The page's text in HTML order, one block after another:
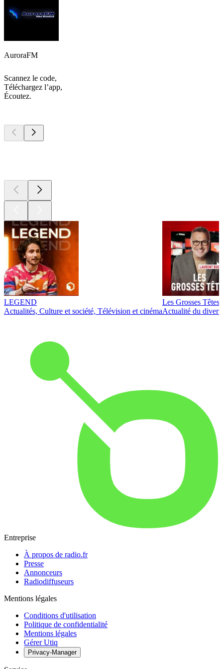
AuroraFM
Scannez le code,
Téléchargez l’app,
Écoutez.
LEGEND
Actualités, Culture et société, Télévision et cinéma
Les Grosses Têtes
Actualité du
Entreprise
À propos de radio.fr
Presse
Annonceurs
Radiodiffuseurs
Mentions légales
Conditions d'utilisation
Politique de confidentialité
Mentions légales
Gérer Utiq
Privacy-Manager